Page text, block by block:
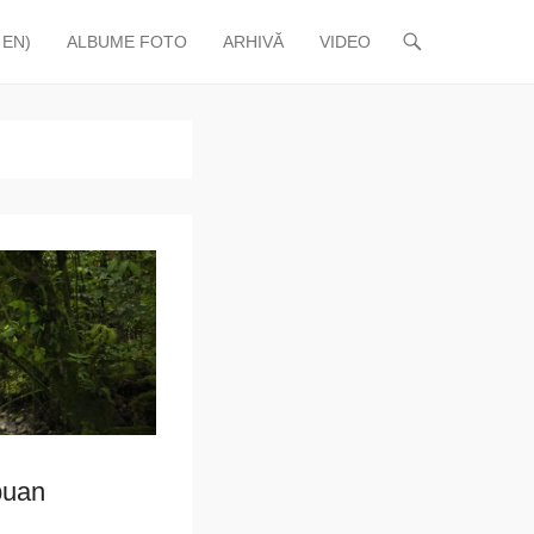
ALBUME FOTO ARHIVĂ VIDEO